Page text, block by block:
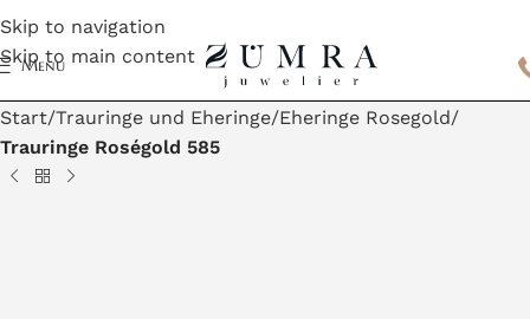
Skip to navigation
Skip to main content
Menu
Start Trauringe und Eheringe Eheringe Rosegold
Trauringe Roségold 585